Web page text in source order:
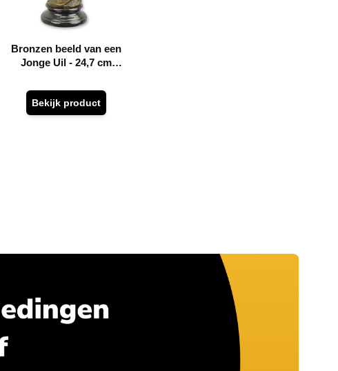
Bronzen beeld van een
Jonge Uil - 24,7 cm
Bekijk product